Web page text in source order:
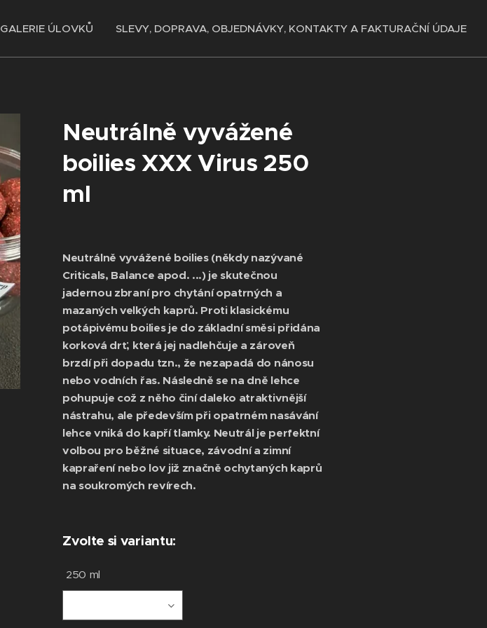
GALERIE ÚLOVKŮ SLEVY, DOPRAVA, OBJEDNÁVKY, KONTAKTY A FAKTURAČNÍ ÚDAJE
Neutrálně vyvážené
boilies XXX Virus 250
ml
Neutrálně vyvážené boilies (někdy nazývané
Criticals, Balance apod. ...) je skutečnou
jadernou zbraní pro chytání opatrných a
mazaných velkých kaprů. Proti klasickému
potápivému boilies je do základní směsi přidána
korková drť, která jej nadlehčuje a zároveň
brzdí při dopadu tzn., že nezapadá do nánosu
nebo vodních řas. Následně se na dně lehce
pohupuje což z něho činí daleko atraktivnější
nástrahu, ale především při opatrném nasávání
lehce vniká do kapří tlamky. Neutrál je perfektní
volbou pro běžné situace, závodní a zimní
kapraření nebo lov již značně ochytaných kaprů
na soukromých revírech.
Zvolte si variantu:
250 ml